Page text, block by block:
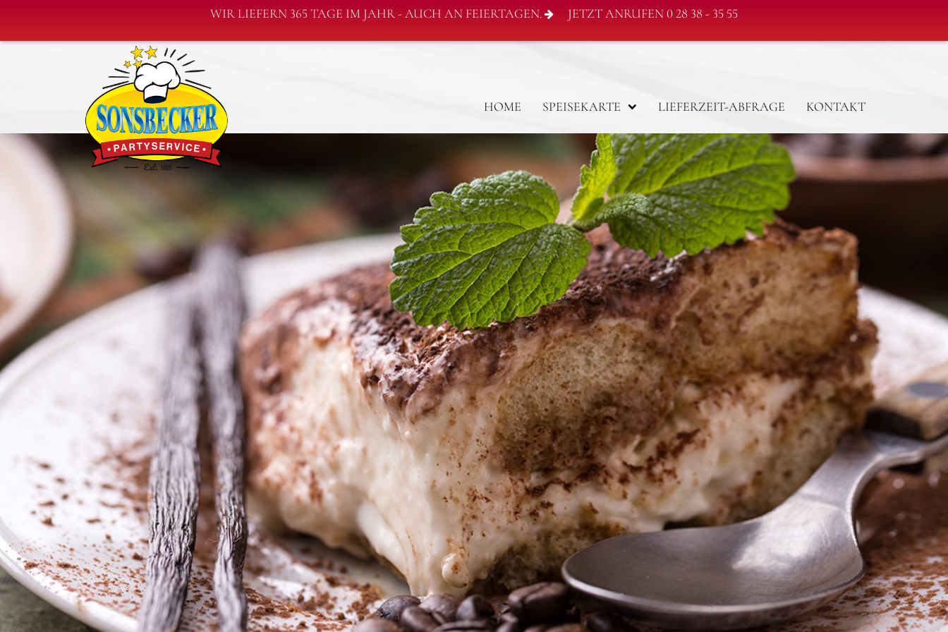
WIR LIEFERN 365 TAGE IM JAHR - AUCH AN FEIERTAGEN. JETZT ANRUFEN 0 28 38 - 35 55
HOME SPEISEKARTE LIEFERZEIT-ABFRAGE KONTAKT